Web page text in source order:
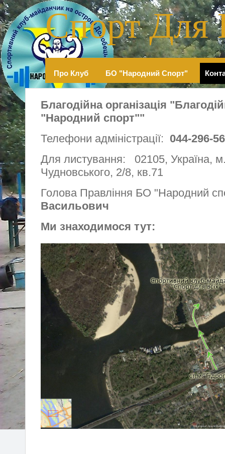
Спорт Для
Про Клуб БО "Народний Спорт"
Благодійна організація
"Народний спорт""
Телефони адміністрації: 044-296-
Для листування: 02105, Україна,
Чудновського, 2/8, кв.71
Голова Правління БО "Народний
Васильович
Ми знаходимося тут: